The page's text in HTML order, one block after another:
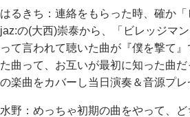
はるきち：連絡をもらった時、確か
jaz:の(大西)崇泰から、「ビレッジマ
って言われて聴いた曲が『僕を撃て
た曲って、お互いが最初に知った曲
の楽曲をカバーし当日演奏＆音源プ
水野：めっちゃ初期の曲をやって、